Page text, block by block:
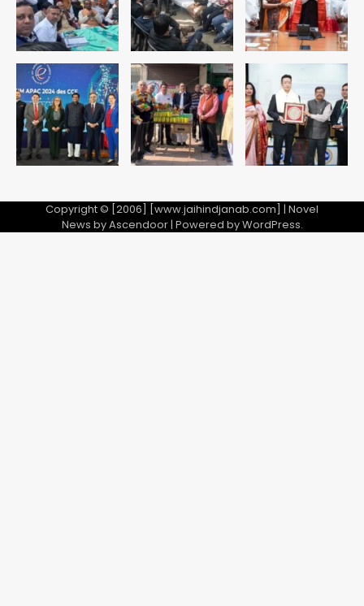
1
पुरा महादेव से बेटियों के स्वास्थ्य और सुरक्षा का
संदेश
Team JHJ
2
अब पहला स्थान हासिल करना लक्ष्य: डीएम
Team JHJ
फरार आरोपी
Team JHJ
Copyright © [2006] [www.jaihindjanab.com] | Novel
News byAscendoor| Powered byWordPress.